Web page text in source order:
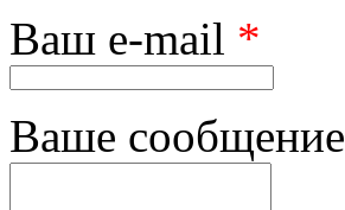
Ваш e-mail *
Ваше сообщение